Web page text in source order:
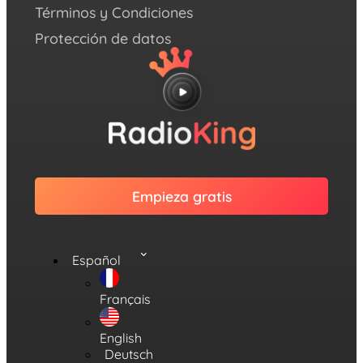
Términos y Condiciones
Protección de datos
Empieza gratis
Español
Français
English
Deutsch